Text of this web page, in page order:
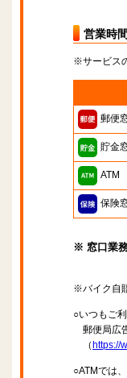
営業時間
※サービス
郵便
貯金
ATM
保険
※ 窓口業
※バイク自
○いつもご
郵便局広
（ https://
○ATMでは